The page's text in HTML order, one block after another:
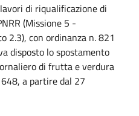
di riqualificazione di
(Missione 5 -
2.3), con ordinanza n. 821
disposto lo spostamento
di frutta e verdura
a partire dal 27